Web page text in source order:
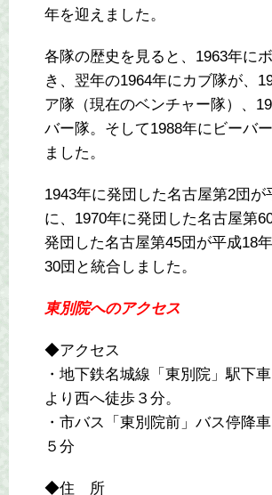
年を迎えました。
各隊の歴史を見ると、1963年に
き、翌年の1964年にカブ隊が、
ア隊（現在のベンチャー隊）、
バー隊。そして1988年にビーバ
ました。
1943年に発団した名古屋第2団が
に、1970年に発団した名古屋第
発団した名古屋第45団が平成18
30団と統合しました。
東別院へのアクセス
◆アクセス
・地下鉄名城線「東別院」駅下
より西へ徒歩３分。
・市バス「東別院前」バス停降
５分
◆住 所